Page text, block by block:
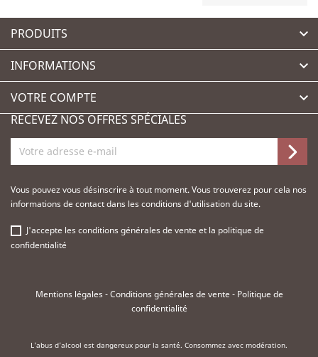
PRODUITS 
INFORMATIONS 
VOTRE COMPTE 
RECEVEZ NOS OFFRES SPÉCIALES
Vous pouvez vous désinscrire à tout moment. Vous trouverez pour cela nos
informations de contact dans les conditions d'utilisation du site.
J'accepte lesconditions générales de vente et la politique de
confidentialité
Mentions légales-Conditions générales de vente - Politique de
confidentialité
L'abus d'alcool est dangereux pour la santé. Consommez avec modération.